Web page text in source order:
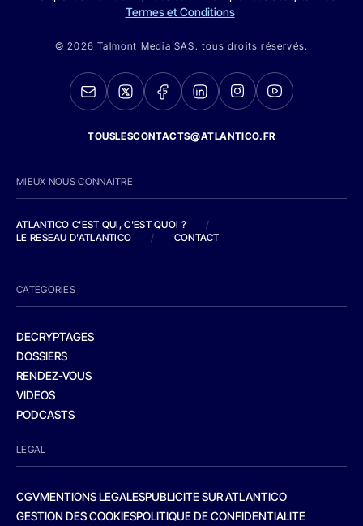
Termes et Conditions
© 2026 Talmont Media SAS. tous droits réservés.
TOUSLESCONTACTS@ATLANTICO.FR
MIEUX NOUS CONNAITRE
ATLANTICO C'EST QUI, C'EST QUOI ?
/
LE RESEAU D'ATLANTICO
/ CONTACT
CATEGORIES
DECRYPTAGES
DOSSIERS
RENDEZ-VOUS
VIDEOS
PODCASTS
LEGAL
CGVMENTIONS LEGALESPUBLICITE SUR ATLANTICO
GESTION DES COOKIESPOLITIQUE DE CONFIDENTIALITE